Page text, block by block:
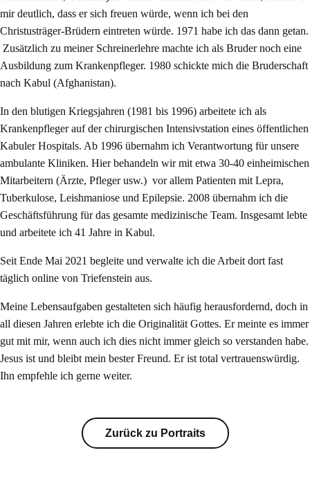
mir deutlich, dass er sich freuen würde, wenn ich bei den
Christusträger-Brüdern eintreten würde. 1971 habe ich das dann getan.
Zusätzlich zu meiner Schreinerlehre machte ich als Bruder noch eine
Ausbildung zum Krankenpfleger. 1980 schickte mich die Bruderschaft
nach Kabul (Afghanistan).
In den blutigen Kriegsjahren (1981 bis 1996) arbeitete ich als
Krankenpfleger auf der chirurgischen Intensivstation eines öffentlichen
Kabuler Hospitals. Ab 1996 übernahm ich Verantwortung für unsere
ambulante Kliniken. Hier behandeln wir mit etwa 30-40 einheimischen
Mitarbeitern (Ärzte, Pfleger usw.) vor allem Patienten mit Lepra,
Tuberkulose, Leishmaniose und Epilepsie. 2008 übernahm ich die
Geschäftsführung für das gesamte medizinische Team. Insgesamt lebte
und arbeitete ich 41 Jahre in Kabul.
Seit Ende Mai 2021 begleite und verwalte ich die Arbeit dort fast
täglich online von Triefenstein aus.
Meine Lebensaufgaben gestalteten sich häufig herausfordernd, doch in
all diesen Jahren erlebte ich die Originalität Gottes. Er meinte es immer
gut mit mir, wenn auch ich dies nicht immer gleich so verstanden habe.
Jesus ist und bleibt mein bester Freund. Er ist total vertrauenswürdig.
Ihn empfehle ich gerne weiter.
Zurück zu Portraits